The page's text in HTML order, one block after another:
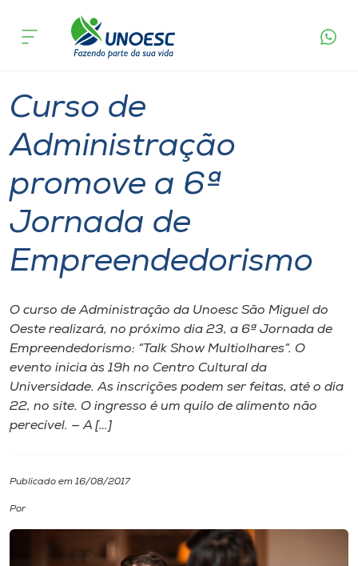
Cursos
Pesquisa
Atendimento ao Estudante
Portal de Ensino
Internacionalização
I.nova
Cultura
CPA
acontece
Curso de
Administração
promove a 6ª
Jornada de
Empreendedorismo
O curso de Administração da Unoesc São Miguel do
Oeste realizará, no próximo dia 23, a 6ª Jornada de
Empreendedorismo: “Talk Show Multiolhares”. O
evento inicia às 19h no Centro Cultural da
Universidade. As inscrições podem ser feitas, até o dia
22, no site. O ingresso é um quilo de alimento não
perecível. — A […]
Publicado em 16/08/2017
Por